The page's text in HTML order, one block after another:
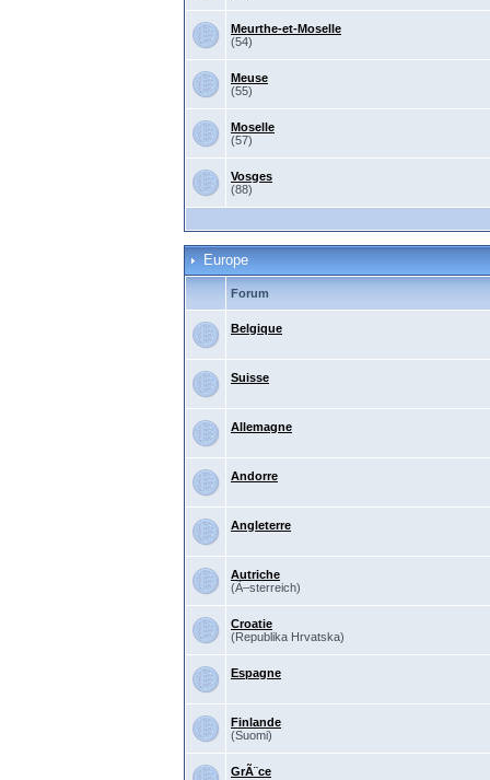
Meurthe-et-Moselle
(54)
Meuse
(55)
Moselle
(57)
Vosges
(88)
Europe
Forum
Belgique
Suisse
Allemagne
Andorre
Angleterre
Autriche
(Ã–sterreich)
Croatie
(Republika Hrvatska)
Espagne
Finlande
(Suomi)
GrÃ¨ce